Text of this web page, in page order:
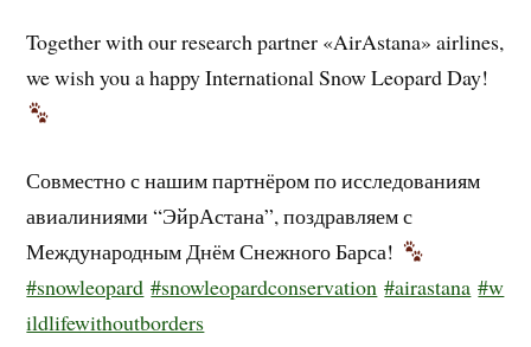
Together with our research partner «AirAstana» airlines,
we wish you a happy International Snow Leopard Day!
Совместно с нашим партнёром по исследованиям
авиалиниями “ЭйрАстана”, поздравляем с
Международным Днём Снежного Барса!
#snowleopard #snowleopardconservation #airastana #w
ildlifewithoutborders